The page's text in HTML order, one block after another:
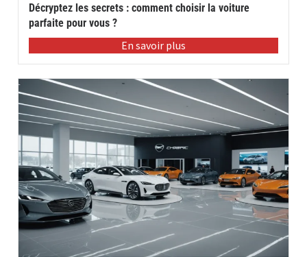
Décryptez les secrets : comment choisir la voiture
parfaite pour vous ?
En savoir plus